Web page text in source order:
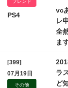
フレンド
PS4
vc
レ
全
ま
[399]
07月19日
その他
ラ
ど